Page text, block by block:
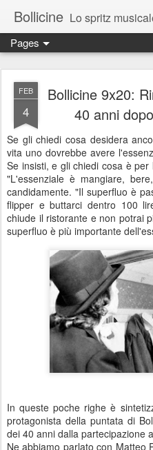
Bollicine Lo spritz musicale di Radio
Pages
FEB
4
Bollicine 9x20:
40 anni
Se gli chiedi cosa desidera
vita uno dovrebbe avere
Se insisti, e gli chiedi cosa è
"L'essenziale è mangiare,
candidamente. "Il superfluo è
flipper e buttarci dentro 100
chiude il ristorante e non potrai
superfluo è più importante
In queste poche righe è
protagonista della puntata di
dei 40 anni dalla partecipazione
Ne abbiamo parlato con Matteo